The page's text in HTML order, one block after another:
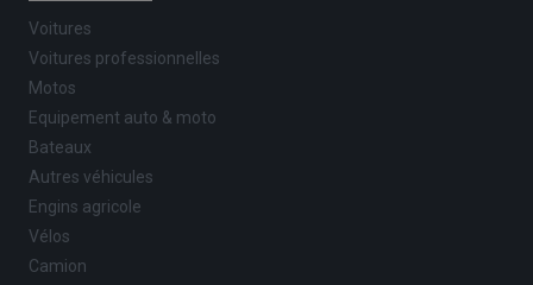
Voitures
Voitures professionnelles
Motos
Equipement auto & moto
Bateaux
Autres véhicules
Engins agricole
Vélos
Camion